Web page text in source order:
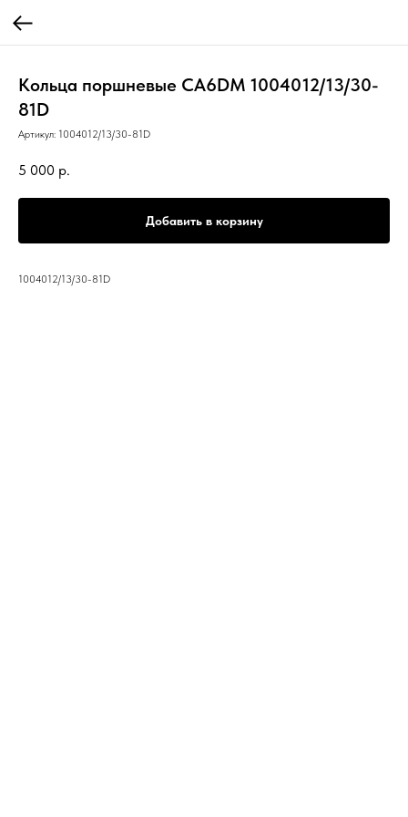
Кольца поршневые CA6DM 1004012/13/30-
81D
Артикул: 1004012/13/30-81D
5 000 р.
Добавить в корзину
1004012/13/30-81D